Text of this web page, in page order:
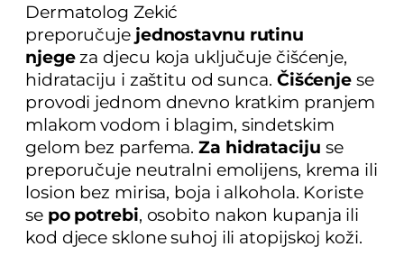
Dermatolog Zekić
preporučuje jednostavnu rutinu
njegeza djecu koja uključuje čišćenje,
hidrataciju i zaštitu od sunca. Čišćenje se
provodi jednom dnevno kratkim pranjem
mlakom vodom i blagim, sindetskim
gelom bez parfema.Za hidrataciju se
preporučuje neutralni emolijens, krema ili
losion bez mirisa, boja i alkohola. Koriste
se po potrebi, osobito nakon kupanja ili
kod djece sklone suhoj ili atopijskoj koži.